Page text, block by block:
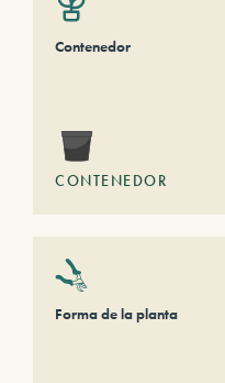
Contenedor
CONTENEDOR
Forma de la planta